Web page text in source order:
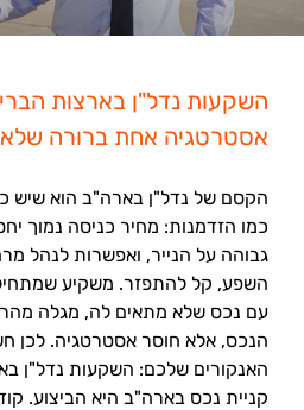
השקעות נדל"ן בארצות
אסטרטגיה אחת ברורה
הקסם של נדל"ן בארה"ב הוא שיש
כמו הזדמנות: מחיר כניסה נמוך
גבוהה על הנייר, ואפשרות לנהל
השפע, קל להתפזר. משקיע
עם נכס שלא מתאים לה, מגלה מהר
הנכס, אלא חוסר אסטרטגיה. לכן
האנקורים שלכם: השקעות נדל"ן
קניית נכס בארה"ב היא הביצוע.